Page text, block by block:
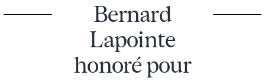
Bernard
Lapointe
honoré pour